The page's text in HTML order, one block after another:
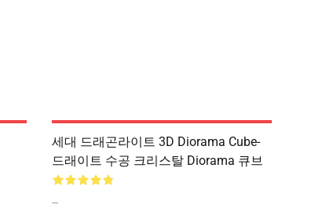
세대 드래곤라이트 3D Diorama Cube-
드래이트 수공 크리스탈 Diorama 큐브
--